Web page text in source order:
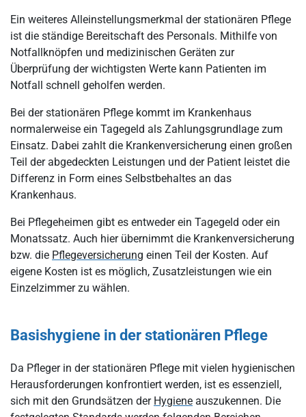
Ein weiteres Alleinstellungsmerkmal der stationären Pflege
ist die ständige Bereitschaft des Personals. Mithilfe von
Notfallknöpfen und medizinischen Geräten zur
Überprüfung der wichtigsten Werte kann Patienten im
Notfall schnell geholfen werden.
Bei der stationären Pflege kommt im Krankenhaus
normalerweise ein Tagegeld als Zahlungsgrundlage zum
Einsatz. Dabei zahlt die Krankenversicherung einen großen
Teil der abgedeckten Leistungen und der Patient leistet die
Differenz in Form eines Selbstbehaltes an das
Krankenhaus.
Bei Pflegeheimen gibt es entweder ein Tagegeld oder ein
Monatssatz. Auch hier übernimmt die Krankenversicherung
bzw. die Pflegeversicherung einen Teil der Kosten. Auf
eigene Kosten ist es möglich, Zusatzleistungen wie ein
Einzelzimmer zu wählen.
Basishygiene in der stationären Pflege
Da Pfleger in der stationären Pflege mit vielen hygienischen
Herausforderungen konfrontiert werden, ist es essenziell,
sich mit den Grundsätzen der Hygiene auszukennen. Die